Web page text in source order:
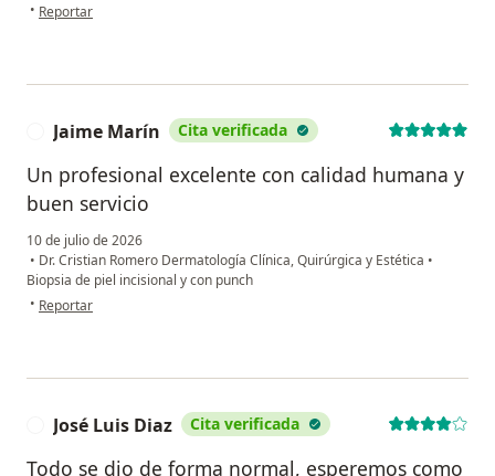
• en opinión del usuario Francisca Nevárez
Reportar
Jaime Marín Cita verificada
Un profesional excelente con calidad humana y
buen servicio
10 de julio de 2026
• Dr. Cristian Romero Dermatología Clínica, Quirúrgica y Estética •
Biopsia de piel incisional y con punch
• en opinión del usuario Jaime Marín
Reportar
José Luis Diaz Cita verificada
Todo se dio de forma normal, esperemos como